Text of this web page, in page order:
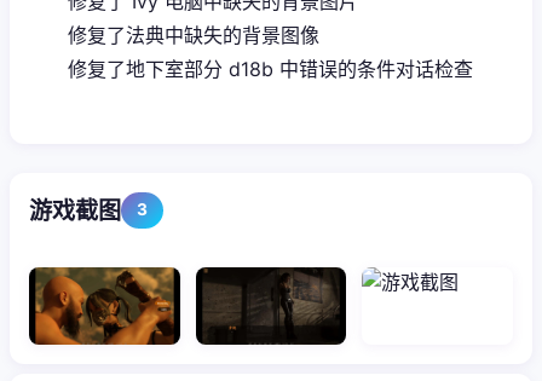
修复了法典中缺失的背景图像
修复了地下室部分 d18b 中错误的条件对话检查
游戏截图 3